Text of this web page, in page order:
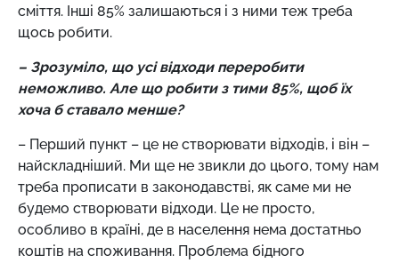
сміття. Інші 85% залишаються і з ними теж треба
щось робити.
– Зрозуміло, що усі відходи переробити
неможливо. Але що робити з тими 85%, щоб їх
хоча б ставало менше?
– Перший пункт – це не створювати відходів, і він –
найскладніший. Ми ще не звикли до цього, тому нам
треба прописати в законодавстві, як саме ми не
будемо створювати відходи. Це не просто,
особливо в країні, де в населення нема достатньо
коштів на споживання. Проблема бідного